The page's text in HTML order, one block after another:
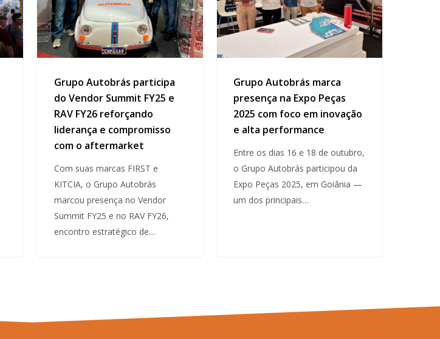
Grupo Autobrás participa
do Vendor Summit FY25 e
RAV FY26 reforçando
liderança e compromisso
com o aftermarket
Com suas marcas FIRST e
KITCIA, o Grupo Autobrás
marcou presença no Vendor
Summit FY25 e no RAV FY26,
encontro estratégico de…
Grupo Autobrás marca
presença na Expo Peças
2025 com foco em inovação
e alta performance
Entre os dias 16 e 18 de outubro,
o Grupo Autobrás participou da
Expo Peças 2025, em Goiânia —
um dos principais…